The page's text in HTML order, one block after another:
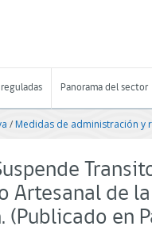
Panorama del sector
/Medidas de administración y
Artesanal de
(Publicado en